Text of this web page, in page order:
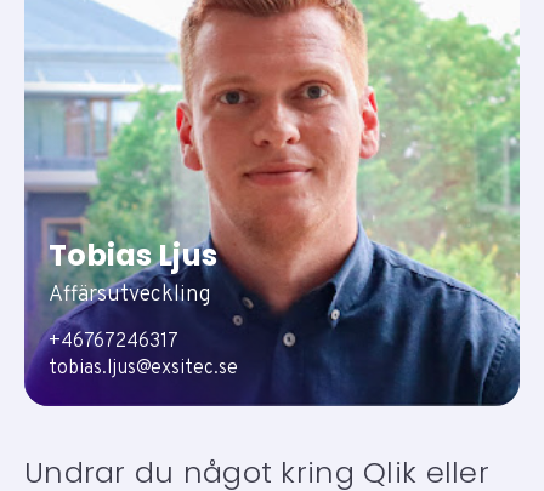
Tobias Ljus
Affärsutveckling
+46767246317
tobias.ljus@exsitec.se
Undrar du något kring Qlik eller